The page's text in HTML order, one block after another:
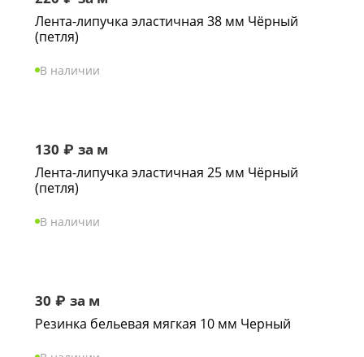
Лента-липучка эластичная 38 мм Чёрный
(петля)
В наличии
130 ₽ за м
Лента-липучка эластичная 25 мм Чёрный
(петля)
В наличии
30 ₽ за м
Резинка бельевая мягкая 10 мм Черный